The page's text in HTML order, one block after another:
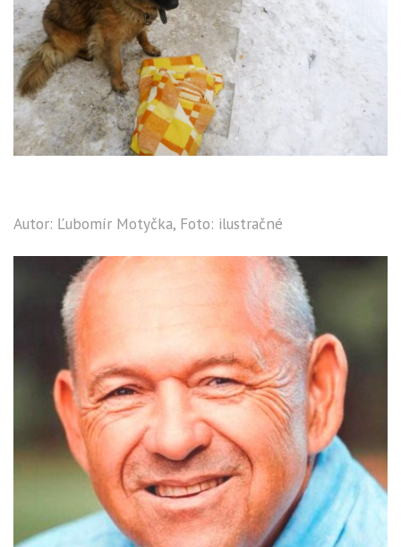
Autor: Ľubomír Motyčka, Foto: ilustračné